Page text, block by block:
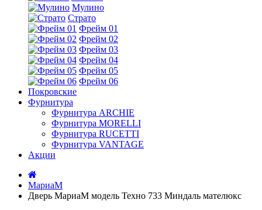
Мулино
Страто
Фрейм 01
Фрейм 02
Фрейм 03
Фрейм 04
Фрейм 05
Фрейм 06
Покровские
Фурнитура
Фурнитура ARCHIE
Фурнитура MORELLI
Фурнитура RUCETTI
Фурнитура VANTAGE
Акции
МариаМ
Дверь МариаМ модель Техно 733 Миндаль мателюкс